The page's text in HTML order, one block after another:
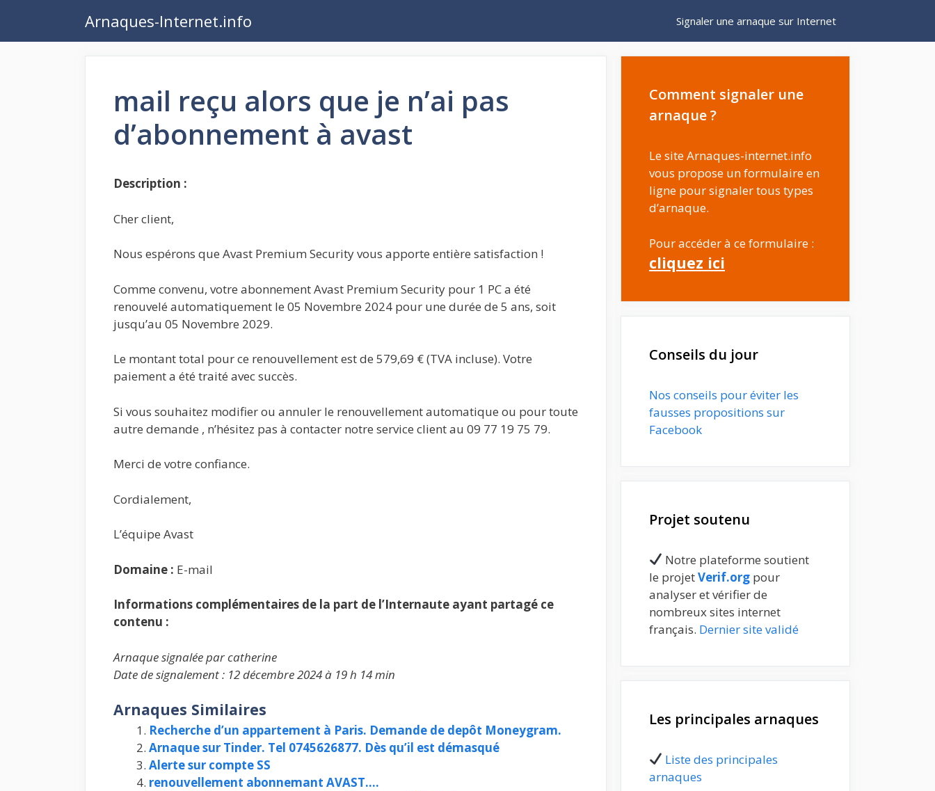
contenu
Arnaques-Internet.info Signaler une arnaque sur Internet
mail reçu alors que je n’ai pas
d’abonnement à avast
Description :
Cher client,
Nous espérons que Avast Premium Security vous apporte entière satisfaction !
Comme convenu, votre abonnement Avast Premium Security pour 1 PC a été
renouvelé automatiquement le 05 Novembre 2024 pour une durée de 5 ans, soit
jusqu’au 05 Novembre 2029.
Le montant total pour ce renouvellement est de 579,69 € (TVA incluse). Votre
paiement a été traité avec succès.
Si vous souhaitez modifier ou annuler le renouvellement automatique ou pour toute
autre demande , n’hésitez pas à contacter notre service client au 09 77 19 75 79.
Merci de votre confiance.
Cordialement,
L’équipe Avast
Domaine : E-mail
Informations complémentaires de la part de l’Internaute ayant partagé ce
contenu :
Arnaque signalée par catherine
Date de signalement : 12 décembre 2024 à 19 h 14 min
Arnaques Similaires
Recherche d’un appartement à Paris. Demande de depôt Moneygram.
Arnaque sur Tinder. Tel 0745626877. Dès qu’il est démasqué
Alerte sur compte SS
renouvellement abonnemant AVAST….
Comment signaler une
arnaque ?
Le site Arnaques-internet.info
vous propose un formulaire en
ligne pour signaler tous types
d’arnaque.
Pour accéder à ce formulaire :
cliquez ici
Conseils du jour
Nos conseils pour éviter les
fausses propositions sur
Facebook
Projet soutenu
Notre plateforme soutient
le projetVerif.org pour
analyser et vérifier de
nombreux sites internet
français. Dernier site validé
Les principales arnaques
Liste des principales
arnaques